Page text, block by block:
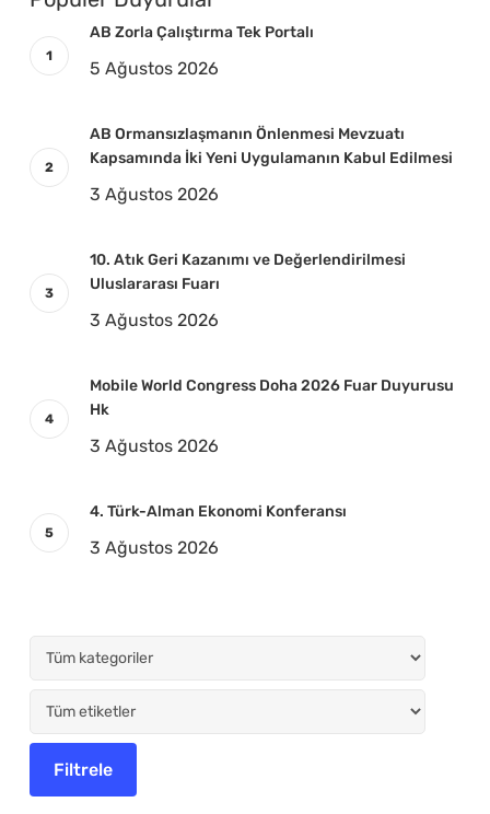
AB Zorla Çalıştırma Tek Portalı
5 Ağustos 2026
AB Ormansızlaşmanın Önlenmesi Mevzuatı
Kapsamında İki Yeni Uygulamanın Kabul Edilmesi
3 Ağustos 2026
10. Atık Geri Kazanımı ve Değerlendirilmesi
Uluslararası Fuarı
3 Ağustos 2026
Mobile World Congress Doha 2026 Fuar Duyurusu
Hk
3 Ağustos 2026
4. Türk-Alman Ekonomi Konferansı
3 Ağustos 2026